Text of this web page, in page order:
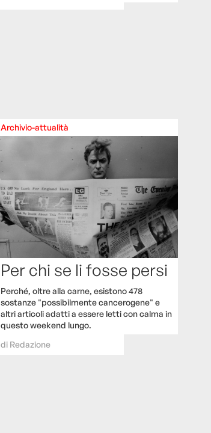
Archivio-attualità
Per chi se li fosse persi
Perché, oltre alla carne, esistono 478
sostanze "possibilmente cancerogene" e
altri articoli adatti a essere letti con calma in
questo weekend lungo.
di Redazione